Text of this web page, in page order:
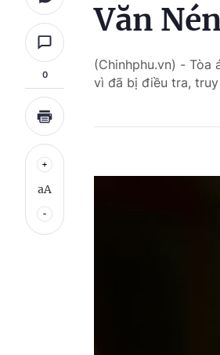
0
aA
Văn
(Chinhphu.vn) - Tòa
vì đã bị điều tra,